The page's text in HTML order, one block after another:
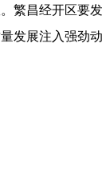
繁昌经开区要
发展注入强劲